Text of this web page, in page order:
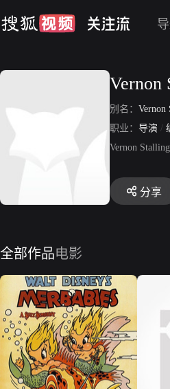
Vernon
别名： Vernon
职业： 导演 /
Vernon
分享
全部作品电影